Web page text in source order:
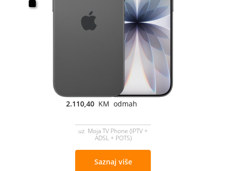
2.110,40 KM odmah
uz Moja TV Phone (IPTV +
ADSL + POTS)
Saznaj više